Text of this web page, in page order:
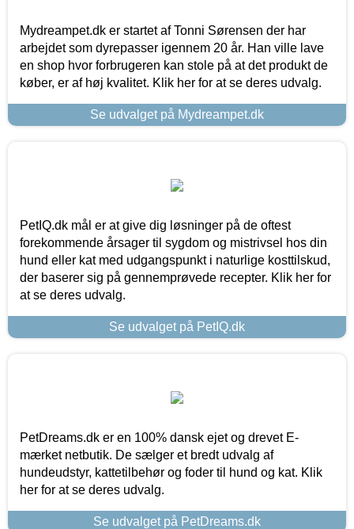
Mydreampet.dk er startet af Tonni Sørensen der har
arbejdet som dyrepasser igennem 20 år. Han ville lave
en shop hvor forbrugeren kan stole på at det produkt de
køber, er af høj kvalitet. Klik her for at se deres udvalg.
Se udvalget på Mydreampet.dk
PetIQ.dk mål er at give dig løsninger på de oftest
forekommende årsager til sygdom og mistrivsel hos din
hund eller kat med udgangspunkt i naturlige kosttilskud,
der baserer sig på gennemprøvede recepter. Klik her for
at se deres udvalg.
Se udvalget på PetIQ.dk
PetDreams.dk er en 100% dansk ejet og drevet E-
mærket netbutik. De sælger et bredt udvalg af
hundeudstyr, kattetilbehør og foder til hund og kat. Klik
her for at se deres udvalg.
Se udvalget på PetDreams.dk